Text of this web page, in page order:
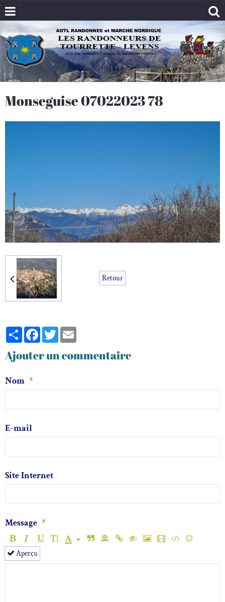
Monseguise 07022023 78
Retour
PartagerFacebook
Twitter
Ajouter un commentaire
Nom
E-mail
Site Internet
Message
Aperçu